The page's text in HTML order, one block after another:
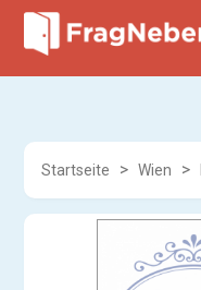
Startseite Wien